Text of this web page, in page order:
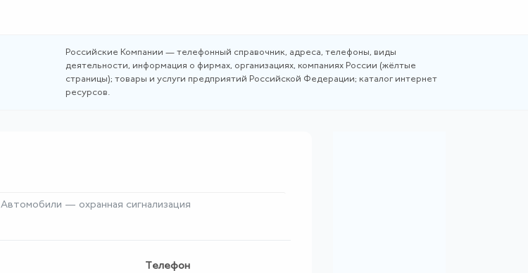
Российские Компании — телефонный справочник, адреса, телефоны, виды
деятельности, информация о фирмах, организациях, компаниях России (жёлтые
страницы); товары и услуги предприятий Российской Федерации; каталог интернет
ресурсов.
Автомобили — охранная сигнализация
Телефон